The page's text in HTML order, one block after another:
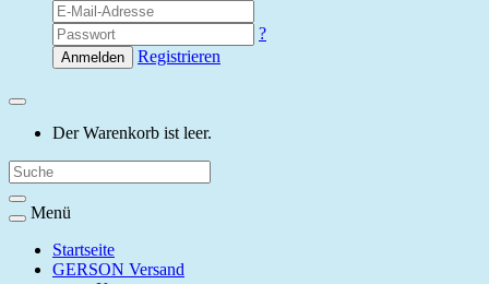
?
Anmelden Registrieren
Der Warenkorb ist leer.
Menü
Startseite
GERSON Versand